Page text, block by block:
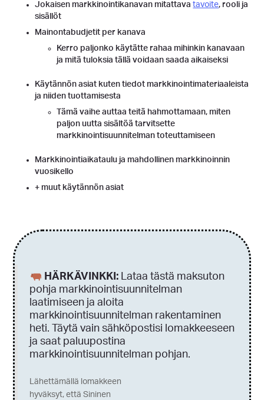
Jokaisen markkinointikanavan mitattavatavoite, rooli ja
sisällöt
Mainontabudjetit per kanava
Kerro paljonko käytätte rahaa mihinkin kanavaan
ja mitä tuloksia tällä voidaan saada aikaiseksi
Käytännön asiat kuten tiedot markkinointimateriaaleista
ja niiden tuottamisesta
Tämä vaihe auttaa teitä hahmottamaan, miten
paljon uutta sisältöä tarvitsette
markkinointisuunnitelman toteuttamiseen
Markkinointiaikataulu ja mahdollinen markkinoinnin
vuosikello
+ muut käytännön asiat
HÄRKÄVINKKI: Lataa tästä maksuton
pohja markkinointisuunnitelman
laatimiseen ja aloita
markkinointisuunnitelman rakentaminen
heti. Täytä vain sähköpostisi lomakkeeseen
ja saat paluupostina
markkinointisuunnitelman pohjan.
Lähettämällä lomakkeen
hyväksyt, että Sininen